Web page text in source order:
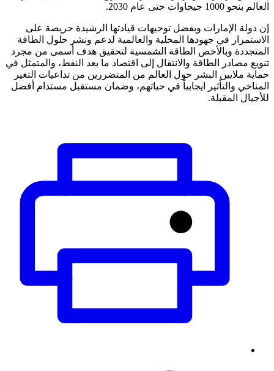
العالم بنحو 1000 جيجاوات حتى عام 2030.
إن دولة الإمارات وبفضل توجيهات قيادتها الرشيدة حريصة على
الاستمرار في جهودها المحلية والعالمية لدعم ونشر حلول الطاقة
المتجددة وبالأخص الطاقة الشمسية لتحقيق هدف أسمى من مجرد
تنويع مصادر الطاقة والانتقال إلى اقتصاد ما بعد النفط، والمتمثل في
حماية ملايين البشر حول العالم من المتضررين من تداعيات التغير
المناخي والتأثير ايجابياً في حياتهم، وضمان مستقبل مستدام أفضل
للأجيال المقبلة.